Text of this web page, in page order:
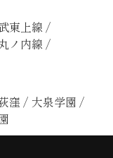
東上線 /
ノ内線 /
窪 / 大泉学園 /